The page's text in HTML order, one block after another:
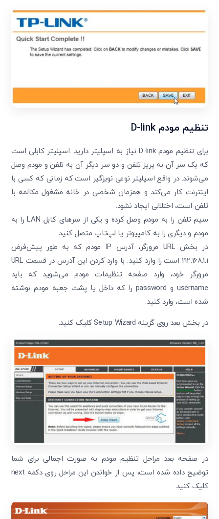
تنظیم مودم D-link
برای تنظیم مودم D-link نیاز به اسپلیتر دارید. اسپلیتر کابلی است
که یک سر آن به پریز تلفن و دو سر دیگر آن به تلفن و مودم وصل
می‌شوند. در واقع اسپلیتر نوعی نویزگیر است که زمانی که کسی با
اینترنت کار می‌کند و همزمان شخصی در خانه مشغول مکالمه با
تلفن است، اختلالی ایجاد نشود.
سیم تلفن را به مودم وصل کرده و یکی از سرهای کابل LAN را به
مودم و دیگری را به کامپیوتر یا لپ‌تاپ متصل کنید.
در بخش URL مرورگر، آدرس IP مودم که به طور پیش‌فرض
192.168.1.1 است را وارد کنید. با وارد کردن این آدرس در قسمت URL
مرورگر خود، وارد صفحه تنظیمات مودم می‌شوید که باید
username و password را که داخل یا پشت جعبه مودم نوشته
شده است، وارد کنید.
در بخش بعد روی گزینه Setup Wizard کلیک کنید.
در صفحه بعد مراحل تنظیم مودم به صورت اجمالی برای شما
توضیح داده شده است، پس از خواندن این مراحل روی دکمه next
کلیک کنید.